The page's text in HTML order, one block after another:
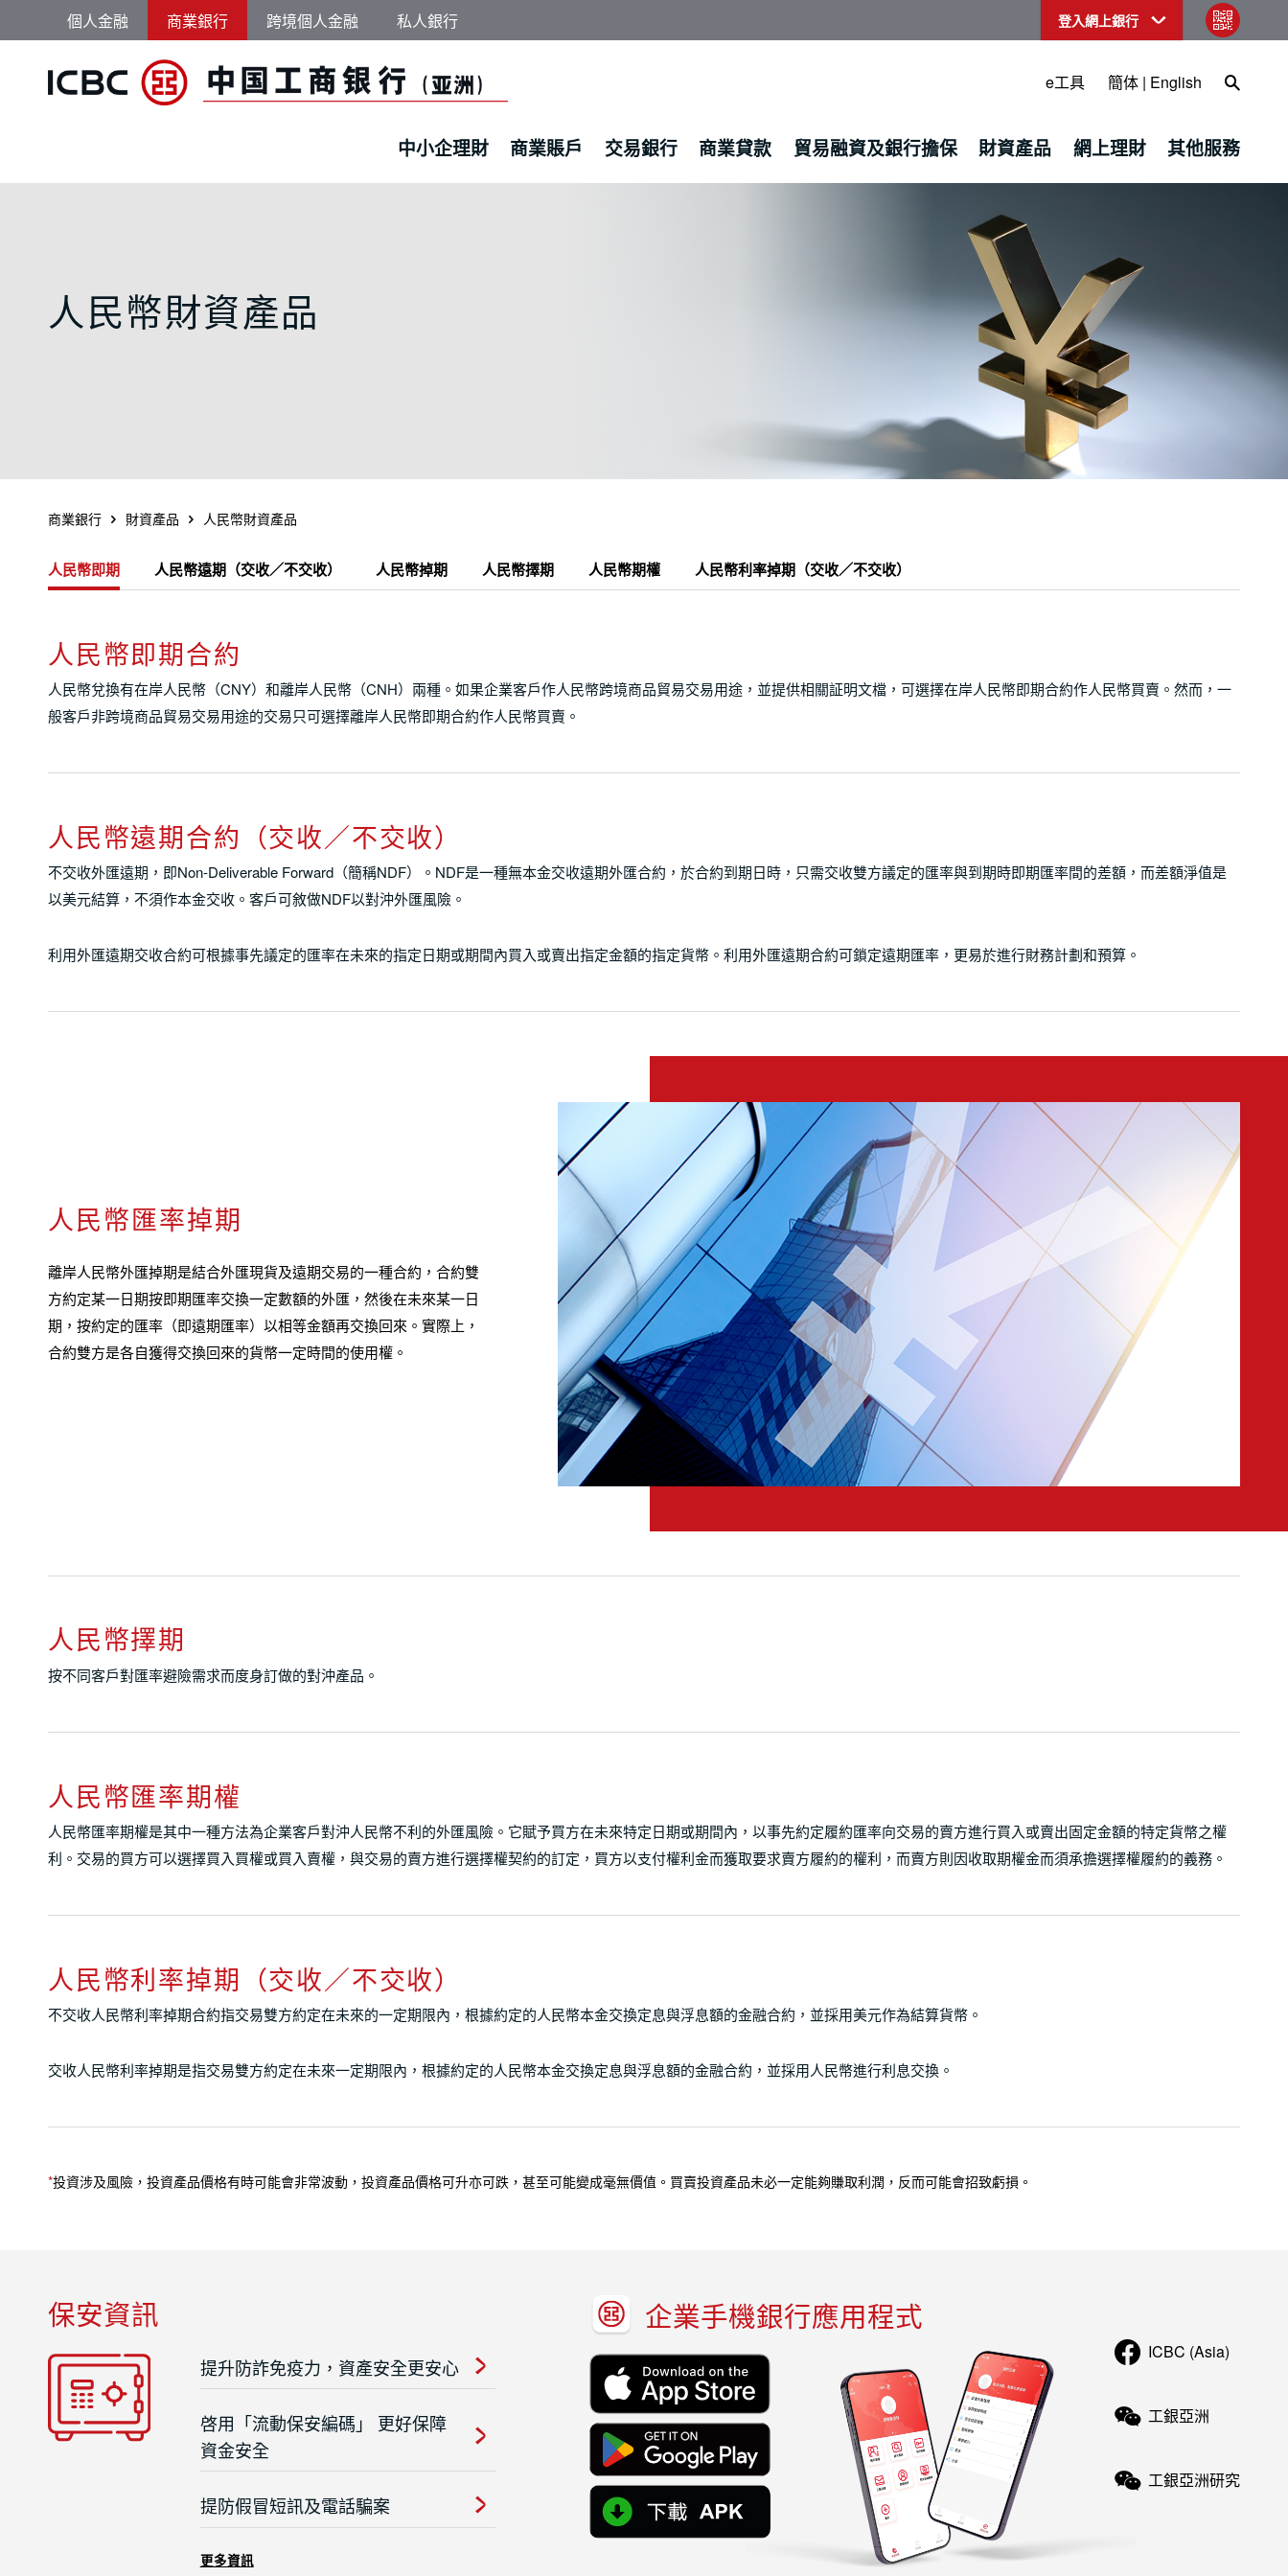
跳轉到主要內容
個人金融 商業銀行 跨境個人金融 私人銀行 登入網上銀行
qr code
e工具 簡体 | English Open
中小企理財 商業賬戶 交易銀行 商業貸款 貿易融資及銀行擔保 財資產品 網上理財 其他服務
企業人民幣財資產品 | 人民幣理財及財資產品 - 中國工商銀
人民幣財資產品
商業銀行 財資產品 人民幣財資產品
人民幣即期 人民幣遠期（交收／不交收） 人民幣掉期 人民幣擇期 人民幣期權 人民幣利率掉期（交收／不交收）
人民幣即期合約
人民幣兌換有在岸人民幣（CNY）和離岸人民幣（CNH）兩種。如果企業客戶作人民幣跨境商品貿易交易用途，並提供相關証明文檔，可選擇在岸人民幣即期合約作人民幣買賣。然而，一
般客戶非跨境商品貿易交易用途的交易只可選擇離岸人民幣即期合約作人民幣買賣。
人民幣遠期合約（交收／不交收）
不交收外匯遠期，即Non-Deliverable Forward（簡稱NDF）。NDF是一種無本金交收遠期外匯合約，於合約到期日時，只需交收雙方議定的匯率與到期時即期匯率間的差額，而差額淨值是
以美元結算，不須作本金交收。客戶可敘做NDF以對沖外匯風險。
利用外匯遠期交收合約可根據事先議定的匯率在未來的指定日期或期間內買入或賣出指定金額的指定貨幣。利用外匯遠期合約可鎖定遠期匯率，更易於進行財務計劃和預算。
人民幣匯率掉期
離岸人民幣外匯掉期是結合外匯現貨及遠期交易的一種合約，合約雙
方約定某一日期按即期匯率交換一定數額的外匯，然後在未來某一日
期，按約定的匯率（即遠期匯率）以相等金額再交換回來。實際上，
合約雙方是各自獲得交換回來的貨幣一定時間的使用權。
人民幣擇期
按不同客戶對匯率避險需求而度身訂做的對沖產品。
人民幣匯率期權
人民幣匯率期權是其中一種方法為企業客戶對沖人民幣不利的外匯風險。它賦予買方在未來特定日期或期間內，以事先約定履約匯率向交易的賣方進行買入或賣出固定金額的特定貨幣之權
利。交易的買方可以選擇買入買權或買入賣權，與交易的賣方進行選擇權契約的訂定，買方以支付權利金而獲取要求賣方履約的權利，而賣方則因收取期權金而須承擔選擇權履約的義務。
人民幣利率掉期（交收／不交收）
不交收人民幣利率掉期合約指交易雙方約定在未來的一定期限內，根據約定的人民幣本金交換定息與浮息額的金融合約，並採用美元作為結算貨幣。
交收人民幣利率掉期是指交易雙方約定在未來一定期限內，根據約定的人民幣本金交換定息與浮息額的金融合約，並採用人民幣進行利息交換。
*投資涉及風險，投資產品價格有時可能會非常波動，投資產品價格可升亦可跌，甚至可能變成毫無價值。買賣投資產品未必一定能夠賺取利潤，反而可能會招致虧損。
保安資訊
提升防詐免疫力，資產安全更安心
啓用「流動保安編碼」 更好保障
資金安全
提防假冒短訊及電話騙案
更多資訊
企業手機銀行應用程式
ICBC (Asia)
工銀亞洲
工銀亞洲研究